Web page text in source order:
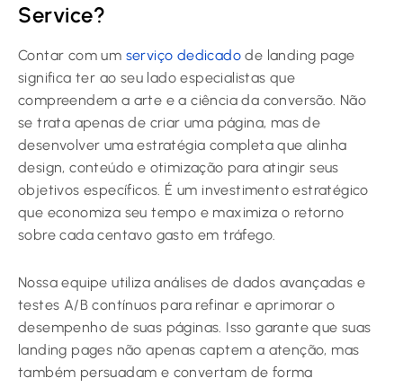
Service?
Contar com um serviço dedicado de landing page
significa ter ao seu lado especialistas que
compreendem a arte e a ciência da conversão. Não
se trata apenas de criar uma página, mas de
desenvolver uma estratégia completa que alinha
design, conteúdo e otimização para atingir seus
objetivos específicos. É um investimento estratégico
que economiza seu tempo e maximiza o retorno
sobre cada centavo gasto em tráfego.
Nossa equipe utiliza análises de dados avançadas e
testes A/B contínuos para refinar e aprimorar o
desempenho de suas páginas. Isso garante que suas
landing pages não apenas captem a atenção, mas
também persuadam e convertam de forma